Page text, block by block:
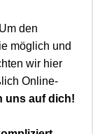
den
möglich und
wir hier
Online-
uns auf dich!